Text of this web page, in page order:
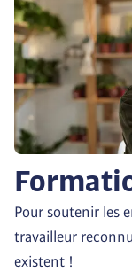
Pour soutenir les
travailleur
existent !